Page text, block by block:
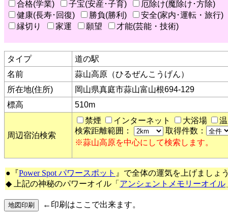
合格(学業)
子宝(安産･子育)
厄除け(魔除け･方除)
健康(長寿･回復)
勝負(勝利)
安全(家内･運転・旅行)
縁切り
家運 願望 才能(芸能・技術)
タイプ
道の駅
名前
蒜山高原（ひるぜんこうげん）
所在地(住所)
岡山県真庭市蒜山富山根694-129
標高
510m
周辺宿泊検索
禁煙 インターネット 大浴場
検索距離範囲：
取得件数：
※蒜山高原を中心にして検索します。
●『Power Spot パワースポット 』で全体の運気を上げましょ
◆ 上記の神秘のパワーオイル「 アンシェントメモリーオイル
←印刷はここで出来ます。